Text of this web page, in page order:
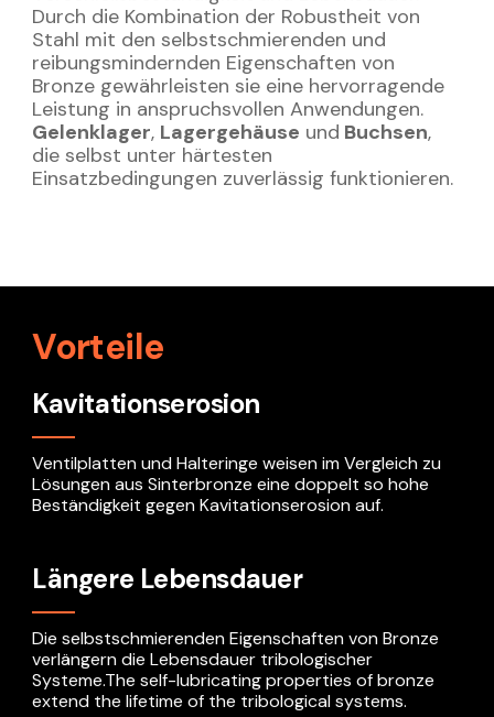
Durch die Kombination der Robustheit von
Stahl mit den selbstschmierenden und
reibungsmindernden Eigenschaften von
Bronze gewährleisten sie eine hervorragende
Leistung in anspruchsvollen Anwendungen.
Gelenklager, Lagergehäuse und Buchsen,
die selbst unter härtesten
Einsatzbedingungen zuverlässig funktionieren.
Vorteile
Kavitationserosion
Ventilplatten und Halteringe weisen im Vergleich zu
Lösungen aus Sinterbronze eine doppelt so hohe
Beständigkeit gegen Kavitationserosion auf.
Längere Lebensdauer
Die selbstschmierenden Eigenschaften von Bronze
verlängern die Lebensdauer tribologischer
Systeme.The self-lubricating properties of bronze
extend the lifetime of the tribological systems.